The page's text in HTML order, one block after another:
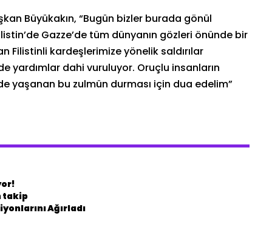
Büyükakın, “Bugün bizler burada gönül
Gazze’de tüm dünyanın gözleri önünde bir
Filistinli kardeşlerimize yönelik saldırılar
yardımlar dahi vuruluyor. Oruçlu insanların
yaşanan bu zulmün durması için dua edelim”
takip
Ağırladı